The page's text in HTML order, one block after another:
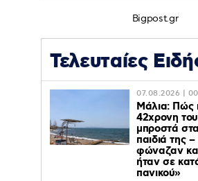
Bigpost.gr
Τελευταίες
07.08.2026 |
Μάλια: Πώς
42χρονη
μπροστά
παιδιά της
φώναζαν
ήταν σε
πανικού»